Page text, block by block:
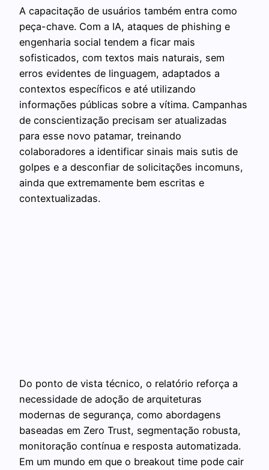
A capacitação de usuários também entra como
peça-chave. Com a IA, ataques de phishing e
engenharia social tendem a ficar mais
sofisticados, com textos mais naturais, sem
erros evidentes de linguagem, adaptados a
contextos específicos e até utilizando
informações públicas sobre a vítima. Campanhas
de conscientização precisam ser atualizadas
para esse novo patamar, treinando
colaboradores a identificar sinais mais sutis de
golpes e a desconfiar de solicitações incomuns,
ainda que extremamente bem escritas e
contextualizadas.
Do ponto de vista técnico, o relatório reforça a
necessidade de adoção de arquiteturas
modernas de segurança, como abordagens
baseadas em Zero Trust, segmentação robusta,
monitoração contínua e resposta automatizada.
Em um mundo em que o breakout time pode cair